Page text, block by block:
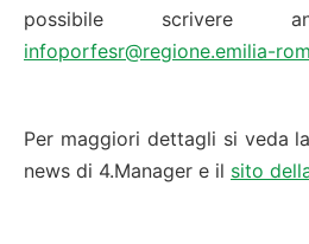
possibile scrivere
infoporfesr@regione.emilia-
Per maggiori dettagli si veda la
news di 4.Manager e il sito